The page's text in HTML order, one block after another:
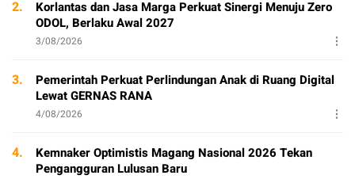
2.
Korlantas dan Jasa Marga Perkuat Sinergi Menuju Zero
ODOL, Berlaku Awal 2027
3/08/2026
3.
Pemerintah Perkuat Perlindungan Anak di Ruang Digital
Lewat GERNAS RANA
4/08/2026
4.
Kemnaker Optimistis Magang Nasional 2026 Tekan
Pengangguran Lulusan Baru